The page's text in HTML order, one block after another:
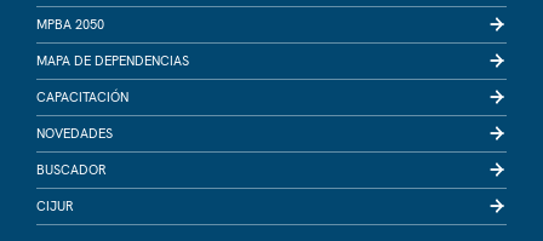
MPBA 2050
MAPA DE DEPENDENCIAS
CAPACITACIÓN
NOVEDADES
BUSCADOR
CIJUR